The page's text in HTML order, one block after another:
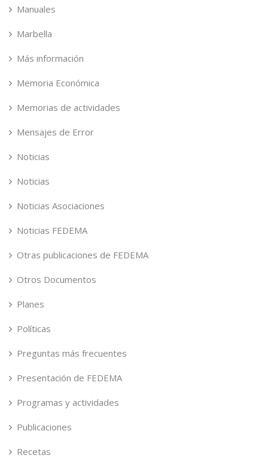
Manuales
Marbella
Más información
Memoria Económica
Memorias de actividades
Mensajes de Error
Noticias
Noticias
Noticias Asociaciones
Noticias FEDEMA
Otras publicaciones de FEDEMA
Otros Documentos
Planes
Políticas
Preguntas más frecuentes
Presentación de FEDEMA
Programas y actividades
Publicaciones
Recetas